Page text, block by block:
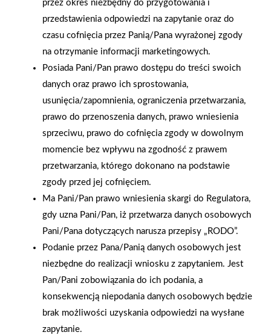
2025-12-31
Otwarcie sklepu PSB
Mrówka w Wyrzysku
przez okres niezbędny do przygotowania i
przedstawienia odpowiedzi na zapytanie oraz do
czasu cofnięcia przez Panią/Pana wyrażonej zgody
na otrzymanie informacji marketingowych.
Posiada Pani/Pan prawo dostępu do treści swoich
danych oraz prawo ich sprostowania,
usunięcia/zapomnienia, ograniczenia przetwarzania,
prawo do przenoszenia danych, prawo wniesienia
sprzeciwu, prawo do cofnięcia zgody w dowolnym
momencie bez wpływu na zgodność z prawem
przetwarzania, którego dokonano na podstawie
zgody przed jej cofnięciem.
Ma Pani/Pan prawo wniesienia skargi do Regulatora,
gdy uzna Pani/Pan, iż przetwarza danych osobowych
Pani/Pana dotyczących narusza przepisy „RODO”.
Podanie przez Pana/Panią danych osobowych jest
niezbędne do realizacji wniosku z zapytaniem. Jest
Pan/Pani zobowiązania do ich podania, a
konsekwencją niepodania danych osobowych będzie
brak możliwości uzyskania odpowiedzi na wysłane
zapytanie.